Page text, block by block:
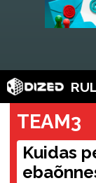
TEAM3
Kuidas